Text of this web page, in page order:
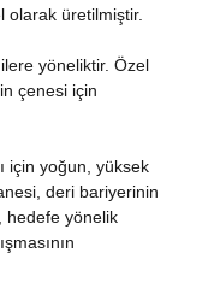
olarak üretilmiştir.
yöneliktir. Özel
çenesi için
için yoğun, yüksek
deri bariyerinin
hedefe yönelik